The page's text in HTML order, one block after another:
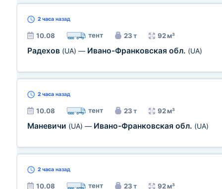
2 часа назад
10.08 тент 23 т 92 м³
Радехов (UA) — Ивано-Франковская обл. (UA)
2 часа назад
10.08 тент 23 т 92 м³
Маневичи (UA) — Ивано-Франковская обл. (UA)
2 часа назад
10.08 тент 23 т 92 м³